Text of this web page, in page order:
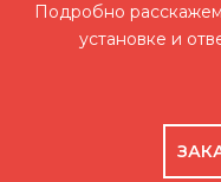
Подробно
установке и